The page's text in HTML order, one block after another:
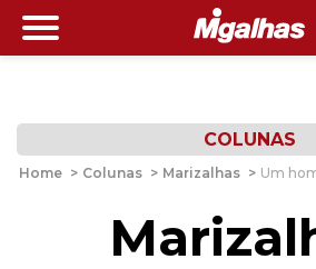
COLUNAS
Home > Colunas > Marizalhas > Um